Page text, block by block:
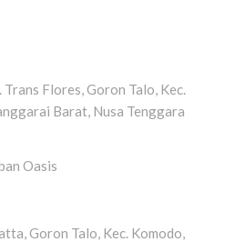
Flores, Goron Talo, Kec.
Barat, Nusa Tenggara
Oasis
Goron Talo, Kec. Komodo,